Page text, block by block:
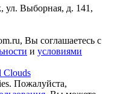
ул. Выборная, д. 141,
Вы соглашаетесь с
и условиями
Пожалуйста,